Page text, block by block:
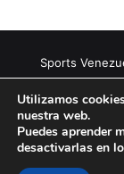
Sports
Utilizamos
nuestra web.
Puedes aprender
desactivarlas en